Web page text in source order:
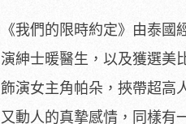
《我們的限時約定》 由泰國
演紳士暖醫生， 以及獲選美
飾演女主角帕朵， 挾帶超高
又動人的真摯感情， 同樣有